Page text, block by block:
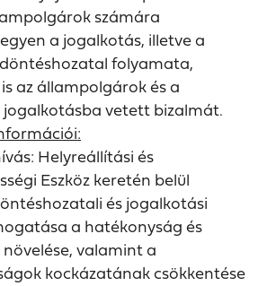
számára
a jogalkotás, illetve a
folyamata,
az állampolgárok és a
jogalkotásba vetett bizalmát.
Helyreállítási és
Eszköz keretén belül
és jogalkotási
a hatékonyság és
valamint a
kockázatának csökkentése